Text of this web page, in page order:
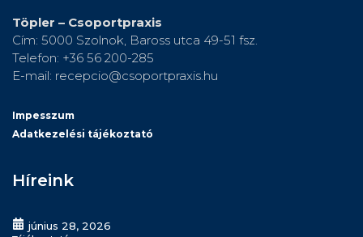
Töpler – Csoportpraxis
Cím: 5000 Szolnok, Baross utca 49-51 fsz.
Telefon: +36 56 200-285
E-mail: recepcio@csoportpraxis.hu
Impesszum
Adatkezelési tájékoztató
Híreink
június 28, 2026